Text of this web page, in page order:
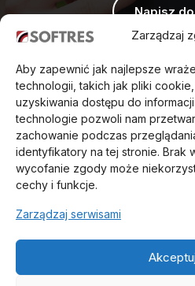
Zarządzaj
Aby zapewnić jak najlepsze
technologii, takich jak pliki
uzyskiwania dostępu do
technologie pozwoli nam
zachowanie podczas
identyfikatory na tej stronie. Brak
wycofanie zgody może
cechy i funkcje.
Zarządzaj serwisami
Napisz
Oferta